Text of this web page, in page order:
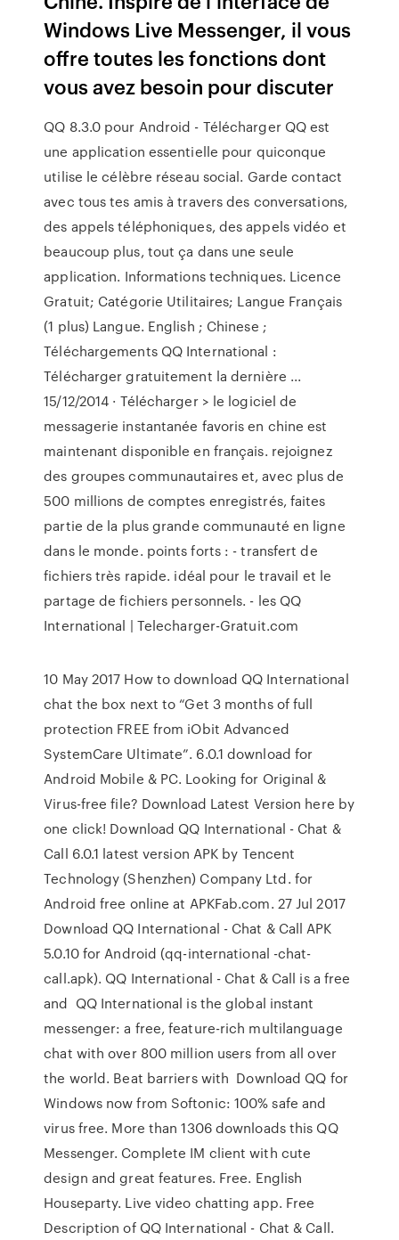
Windows Live Messenger, il vous
offre toutes les fonctions dont
vous avez besoin pour discuter
QQ 8.3.0 pour Android - Télécharger QQ est
une application essentielle pour quiconque
utilise le célèbre réseau social. Garde contact
avec tous tes amis à travers des conversations,
des appels téléphoniques, des appels vidéo et
beaucoup plus, tout ça dans une seule
application. Informations techniques. Licence
Gratuit; Catégorie Utilitaires; Langue Français
(1 plus) Langue. English ; Chinese ;
Téléchargements QQ International :
Télécharger gratuitement la dernière ...
15/12/2014 · Télécharger > le logiciel de
messagerie instantanée favoris en chine est
maintenant disponible en français. rejoignez
des groupes communautaires et, avec plus de
500 millions de comptes enregistrés, faites
partie de la plus grande communauté en ligne
dans le monde. points forts : - transfert de
fichiers très rapide. idéal pour le travail et le
partage de fichiers personnels. - les QQ
International | Telecharger-Gratuit.com
10 May 2017 How to download QQ International
chat the box next to “Get 3 months of full
protection FREE from iObit Advanced
SystemCare Ultimate”. 6.0.1 download for
Android Mobile & PC. Looking for Original &
Virus-free file? Download Latest Version here by
one click! Download QQ International - Chat &
Call 6.0.1 latest version APK by Tencent
Technology (Shenzhen) Company Ltd. for
Android free online at APKFab.com. 27 Jul 2017
Download QQ International - Chat & Call APK
5.0.10 for Android (qq-international -chat-
call.apk). QQ International - Chat & Call is a free
and QQ International is the global instant
messenger: a free, feature-rich multilanguage
chat with over 800 million users from all over
the world. Beat barriers with Download QQ for
Windows now from Softonic: 100% safe and
virus free. More than 1306 downloads this QQ
Messenger. Complete IM client with cute
design and great features. Free. English
Houseparty. Live video chatting app. Free
Description of QQ International - Chat & Call.